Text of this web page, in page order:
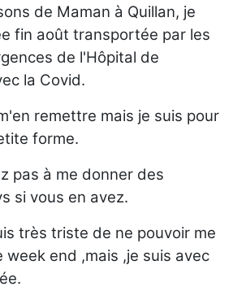
de Maman à Quillan, je
fin août transportée par les
de l'Hôpital de
la Covid.
remettre mais je suis pour
forme.
pas à me donner des
si vous en avez.
très triste de ne pouvoir me
week end ,mais ,je suis avec